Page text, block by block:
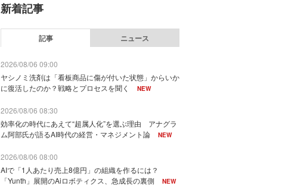
新着記事
記事 ニュース
2026/08/06 09:00
ヤシノミ洗剤は「看板商品に傷が付いた状態」からいか
に復活したのか？戦略とプロセスを聞く
NEW
2026/08/06 08:30
効率化の時代にあえて“超属人化”を選ぶ理由 アナグラ
ム阿部氏が語るAI時代の経営・マネジメント論
NEW
2026/08/06 08:00
AIで「1人あたり売上8億円」の組織を作るには？
「Yunth」展開のAiロボティクス、急成長の裏側
NEW